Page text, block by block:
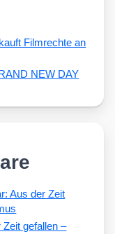
Filmrechte an
NEW DAY
Aus der Zeit
Zeit gefallen –